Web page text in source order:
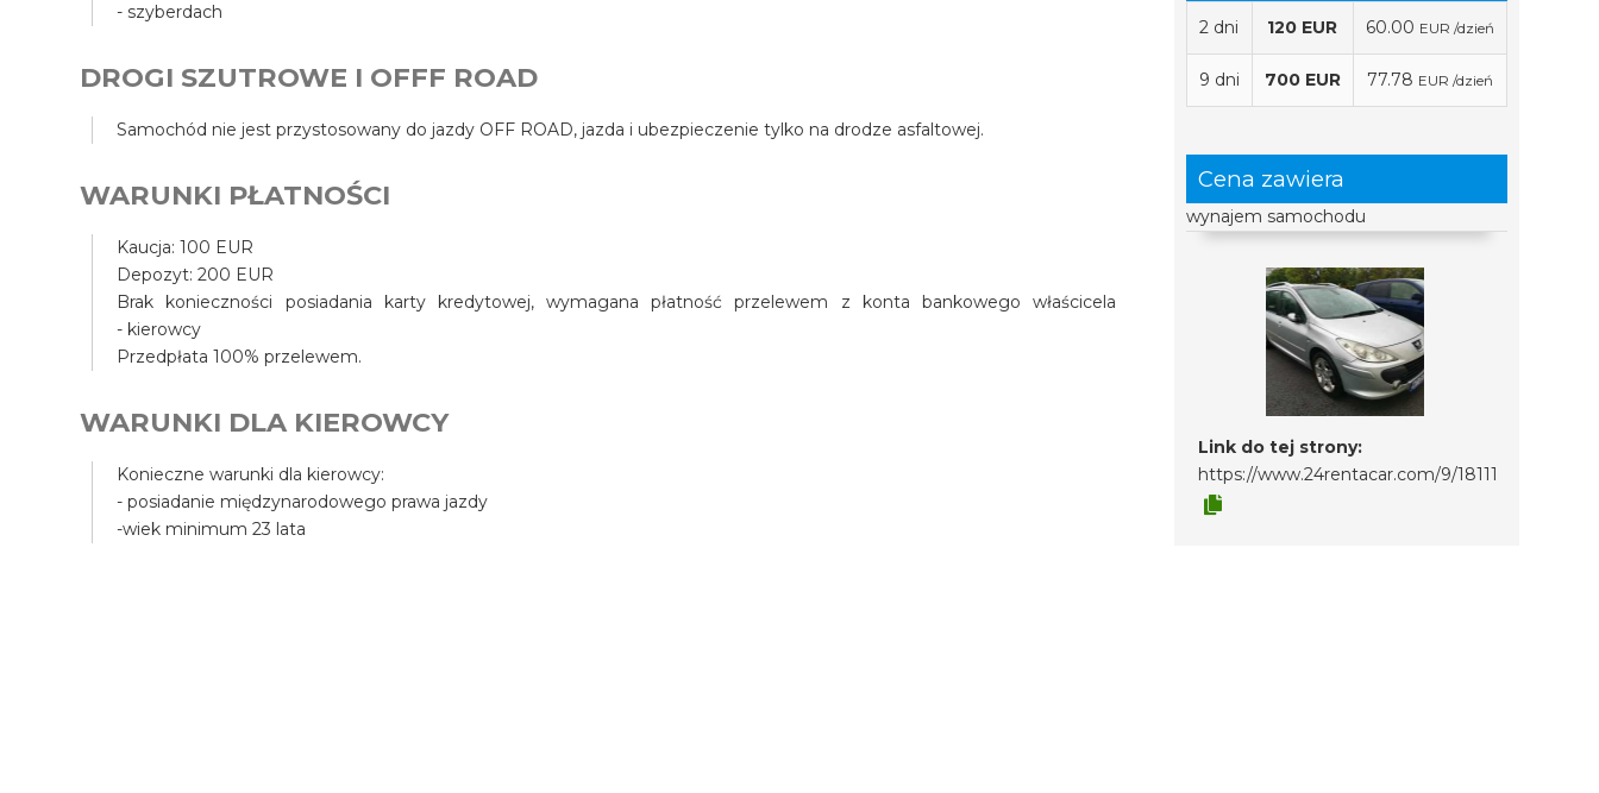
2 dni 120 EUR 60.00 EUR /dzień
9 dni 700 EUR 77.78 EUR /dzień
Cena zawiera
wynajem samochodu
Link do tej strony:
https://www.24rentacar.com/9/18111
- szyberdach
DROGI SZUTROWE I OFFF ROAD
Samochód nie jest przystosowany do jazdy OFF ROAD, jazda i ubezpieczenie tylko na drodze asfaltowej.
WARUNKI PŁATNOŚCI
Kaucja: 100 EUR
Depozyt: 200 EUR
Brak konieczności posiadania karty kredytowej, wymagana płatność przelewem z konta bankowego właścicela
- kierowcy
Przedpłata 100% przelewem.
WARUNKI DLA KIEROWCY
Konieczne warunki dla kierowcy:
- posiadanie międzynarodowego prawa jazdy
-wiek minimum 23 lata